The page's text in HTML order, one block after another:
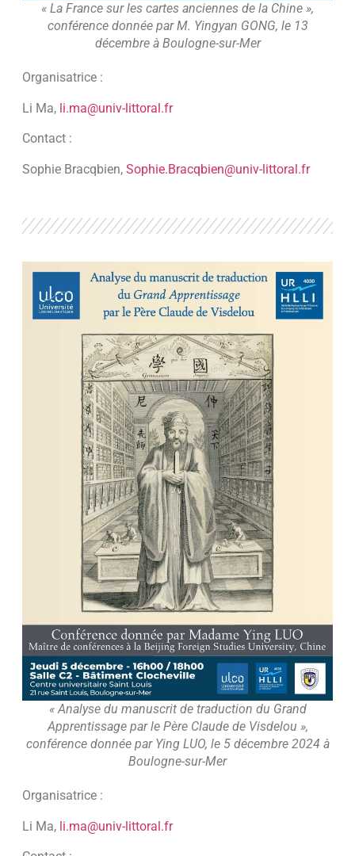
« La France sur les cartes anciennes de la Chine »,
conférence donnée par M. Yingyan GONG, le 13
décembre à Boulogne-sur-Mer
Organisatrice :
Li Ma, li.ma@univ-littoral.fr
Contact :
Sophie Bracqbien, Sophie.Bracqbien@univ-littoral.fr
« Analyse du manuscrit de traduction du Grand
Apprentissage par le Père Claude de Visdelou »,
conférence donnée par Ying LUO, le 5 décembre 2024 à
Boulogne-sur-Mer
Organisatrice :
Li Ma, li.ma@univ-littoral.fr